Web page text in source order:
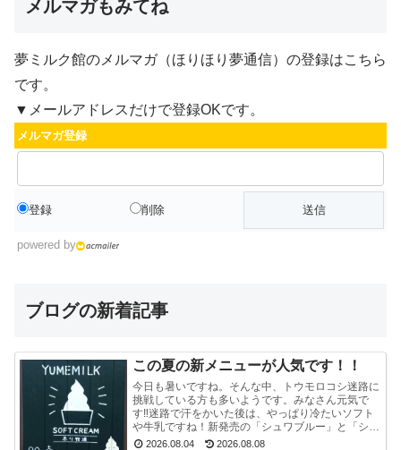
メルマガもみてね
夢ミルク館のメルマガ（ほりほり夢通信）の登録はこちら
です。
▼メールアドレスだけで登録OKです。
メルマガ登録
登録 削除
powered by
ブログの新着記事
この夏の新メニューが人気です！！
今日も暑いですね。そんな中、トウモロコシ迷路に
挑戦している方も多いようです。みなさん元気で
す‼迷路で汗をかいた後は、やっぱり冷たいソフト
や牛乳ですね！新発売の「シュワブルー」と「シュ
ワグリーン」が只今人気ですぐに売り切れてしまい
2026.08.04 2026.08.08